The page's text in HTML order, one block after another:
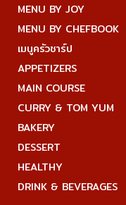
MENU BY JOY
MENU BY CHEFBOOK
เมนูครัวชาร์ป
APPETIZERS
MAIN COURSE
CURRY & TOM YUM
BAKERY
DESSERT
HEALTHY
DRINK & BEVERAGES